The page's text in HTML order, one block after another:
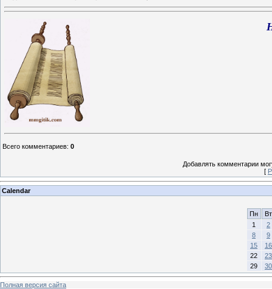
Всего комментариев: 0
Добавлять комментарии
[
Calendar
Пн
Вт
1
2
8
9
15
16
22
23
29
30
Полная версия сайта